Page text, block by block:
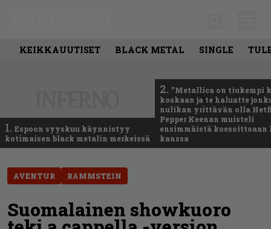
KEIKKAUUTISET BLACK METAL SINGLE
1. Espoon syyskuu käynnistyy
kotimaisen black metalin merkeissä
2. ”Metallica on tiukempi
koskaan ja te haluatte
nulikan yrittävän olla
Pepper Keenan muisteli
ensimmäistä
kanssa
AVENTUR RAMMSTEIN
Suomalainen showkuoro